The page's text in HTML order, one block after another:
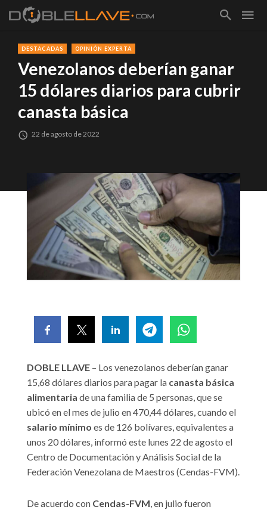
DESTACADAS OPINIÓN EXPERTA
Venezolanos deberían ganar
15 dólares diarios para cubrir
canasta básica
22 de agosto de 2022
DOBLE LLAVE – Los venezolanos deberían ganar
15,68 dólares diarios para pagar la canasta básica
alimentaria de una familia de 5 personas, que se
ubicó en el mes de julio en 470,44 dólares, cuando el
salario mínimo es de 126 bolívares, equivalentes a
unos 20 dólares, informó este lunes 22 de agosto el
Centro de Documentación y Análisis Social de la
Federación Venezolana de Maestros (Cendas-FVM).
De acuerdo con Cendas-FVM, en julio fueron